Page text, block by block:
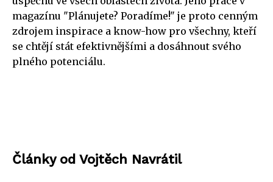
magazínu "Plánujete? Poradíme!" je proto cenným
zdrojem inspirace a know-how pro všechny, kteří
se chtějí stát efektivnějšími a dosáhnout svého
plného potenciálu.
Články od Vojtěch Navrátil